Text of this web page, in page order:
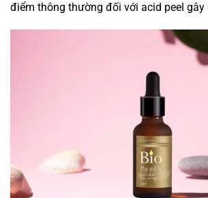
điểm thông thường đối với acid peel gây